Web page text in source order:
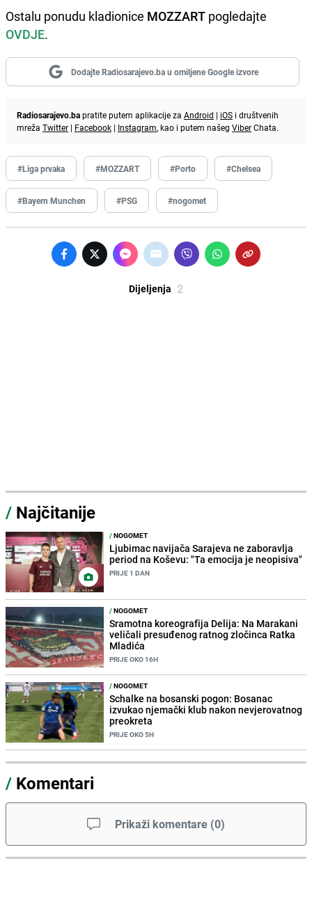
Ostalu ponudu kladionice MOZZART pogledajte
OVDJE.
Dodajte Radiosarajevo.ba u omiljene Google izvore
Radiosarajevo.bapratite putem aplikacije za Android | iOS i društvenih
mreža Twitter | Facebook | Instagram, kao i putem našeg ViberChata.
#Liga prvaka #MOZZART #Porto #Chelsea
#Bayern Munchen #PSG #nogomet
Dijeljenja 2
/ Najčitanije
/NOGOMET
Ljubimac navijača Sarajeva ne zaboravlja
period na Koševu: "Ta emocija je neopisiva"
PRIJE 1 DAN
/NOGOMET
Sramotna koreografija Delija: Na Marakani
veličali presuđenog ratnog zločinca Ratka
Mladića
PRIJE OKO 16H
/NOGOMET
Schalke na bosanski pogon: Bosanac
izvukao njemački klub nakon nevjerovatnog
preokreta
PRIJE OKO 5H
/ Komentari
Prikaži komentare (0)